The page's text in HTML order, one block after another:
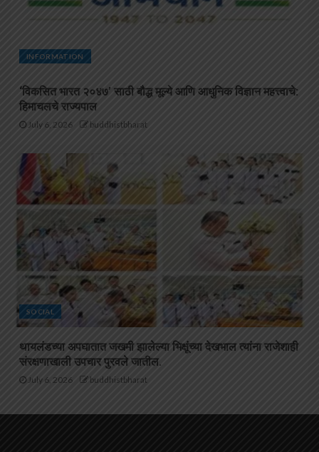
INFORMATION
‘विकसित भारत २०४७’ साठी बौद्ध मूल्ये आणि आधुनिक विज्ञान महत्त्वाचे:
हिमाचलचे राज्यपाल
July 6, 2026 buddhistbharat
SOCIAL
थायलंडच्या अपघातात जखमी झालेल्या भिक्षूंच्या देखभाल त्यांना राजेशाही
संरक्षणाखाली उपचार पुरवले जातील.
July 6, 2026 buddhistbharat